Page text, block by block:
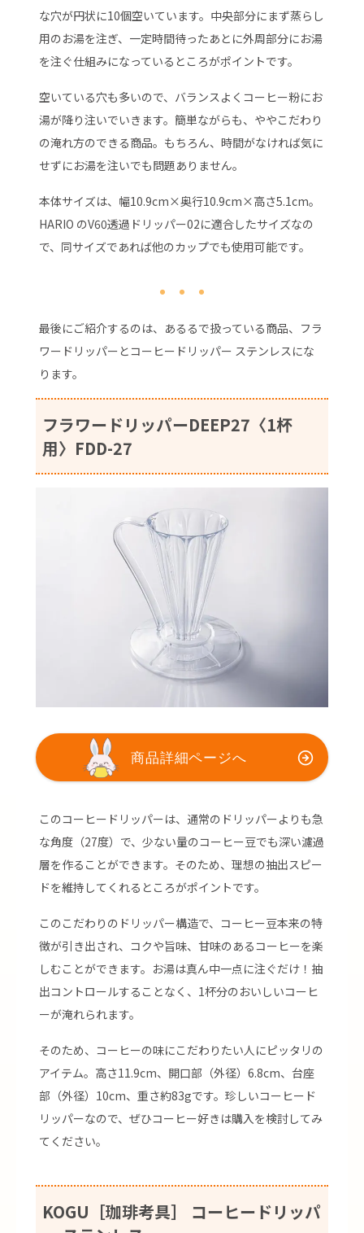
な穴が円状に10個空いています。中央部分にまず蒸らし
用のお湯を注ぎ、一定時間待ったあとに外周部分にお湯
を注ぐ仕組みになっているところがポイントです。
空いている穴も多いので、バランスよくコーヒー粉にお
湯が降り注いでいきます。簡単ながらも、ややこだわり
の淹れ方のできる商品。もちろん、時間がなければ気に
せずにお湯を注いでも問題ありません。
本体サイズは、幅10.9cm×奥行10.9cm×高さ5.1cm。
HARIO のV60透過ドリッパー02に適合したサイズなの
で、同サイズであれば他のカップでも使用可能です。
最後にご紹介するのは、あるるで扱っている商品、フラ
ワードリッパーとコーヒードリッパー ステンレスにな
ります。
フラワードリッパーDEEP27〈1杯
用〉FDD-27
このコーヒードリッパーは、通常のドリッパーよりも急
な角度（27度）で、少ない量のコーヒー豆でも深い濾過
層を作ることができます。そのため、理想の抽出スピー
ドを維持してくれるところがポイントです。
このこだわりのドリッパー構造で、コーヒー豆本来の特
徴が引き出され、コクや旨味、甘味のあるコーヒーを楽
しむことができます。お湯は真ん中一点に注ぐだけ！抽
出コントロールすることなく、1杯分のおいしいコーヒ
ーが淹れられます。
そのため、コーヒーの味にこだわりたい人にピッタリの
アイテム。高さ11.9cm、開口部（外径）6.8cm、台座
部（外径）10cm、重さ約83gです。珍しいコーヒード
リッパーなので、ぜひコーヒー好きは購入を検討してみ
てください。
KOGU［珈琲考具］ コーヒードリッパ